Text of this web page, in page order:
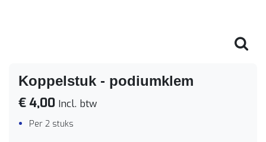
Koppelstuk - podiumklem
€ 4,00 Incl. btw
Per 2 stuks